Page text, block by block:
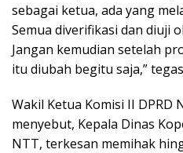
sebagai ketua, ada yang
Semua diverifikasi dan diuji
Jangan kemudian setelah
itu diubah begitu saja,”
Wakil Ketua Komisi II DPRD
menyebut, Kepala Dinas
NTT, terkesan memihak